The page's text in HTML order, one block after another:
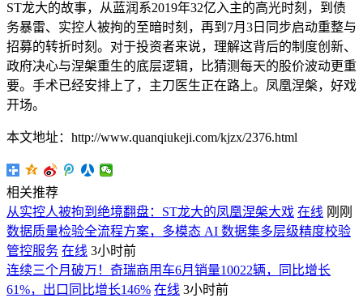
ST龙大的故事，从蓝润系2019年32亿入主的高光时刻，到债
务暴雷、实控人被拘的至暗时刻，再到7月3日同步启动重整与
招募的转折时刻。对于投资者来说，理解这背后的制度创新、
政府决心与涅槃重生的底层逻辑，比猜测每天的股价波动更重
要。手术已经安排上了，主刀医生正在路上。凤凰涅槃，好戏
开场。
本文地址：http://www.quanqiukeji.com/kjzx/2376.html
相关推荐
从实控人被拘到绝境翻盘：ST龙大的凤凰涅槃大戏 在线 刚刚
数据质量检验全流程方案，多模态 AI 数据集多层级精度校验
管控服务 在线 3小时前
连续三个月破万！奇瑞商用车6月销量10022辆，同比增长
61%，出口同比增长146% 在线 3小时前